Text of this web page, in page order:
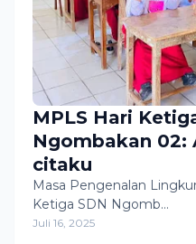
MPLS Hari
Ngombakan 02:
citaku
Masa Pengenalan
Ketiga SDN Ngomb…
Juli 16, 2025